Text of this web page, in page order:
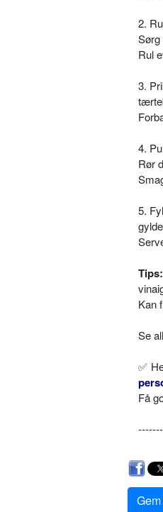
2.
Sørg
Rul
3.
4.
Rør
5.
Tips:
Kan
Se
✅
Få